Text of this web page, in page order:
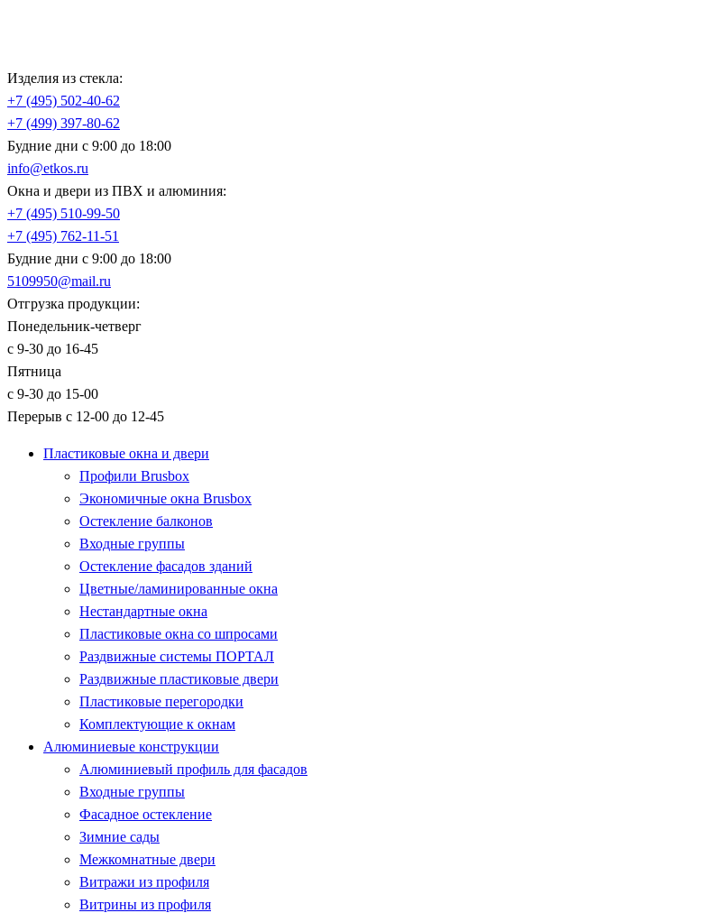
Изделия из стекла:
+7 (495) 502-40-62
+7 (499) 397-80-62
Будние дни с 9:00 до 18:00
info@etkos.ru
Окна и двери из ПВХ и алюминия:
+7 (495) 510-99-50
+7 (495) 762-11-51
Будние дни с 9:00 до 18:00
5109950@mail.ru
Отгрузка продукции:
Понедельник-четверг
с 9-30 до 16-45
Пятница
с 9-30 до 15-00
Перерыв с 12-00 до 12-45
Пластиковые окна и двери
Профили Brusbox
Экономичные окна Brusbox
Остекление балконов
Входные группы
Остекление фасадов зданий
Цветные/ламинированные окна
Нестандартные окна
Пластиковые окна со шпросами
Раздвижные системы ПОРТАЛ
Раздвижные пластиковые двери
Пластиковые перегородки
Комплектующие к окнам
Алюминиевые конструкции
Алюминиевый профиль для фасадов
Входные группы
Фасадное остекление
Зимние сады
Межкомнатные двери
Витражи из профиля
Витрины из профиля